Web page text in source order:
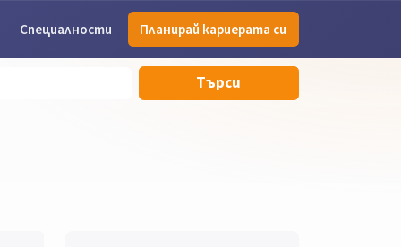
Специалности Планирай кариерата си
Търси